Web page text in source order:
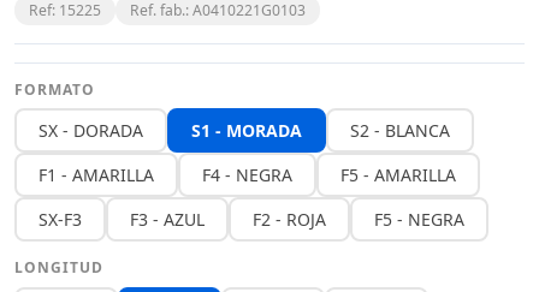
Ref: 15225 Ref. fab.: A0410221G0103
FORMATO
SX - DORADA S1 - MORADA
S2 - BLANCA
F1 - AMARILLA
F4 - NEGRA
F5 - AMARILLA
SX-F3
F3 - AZUL F2 - ROJA F5 - NEGRA
LONGITUD